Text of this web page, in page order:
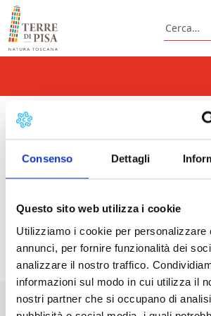
Consenso Dettagli
Questo sito web utilizza i cookie
Utilizziamo i cookie per personalizzare
annunci, per fornire funzionalità dei
analizzare il nostro traffico.
informazioni sul modo in cui utilizza il
nostri partner che si occupano di
Vai al contenuto
Cerca
regata storica
Prossimi eventi
<li>Non ci sono eventi con questo